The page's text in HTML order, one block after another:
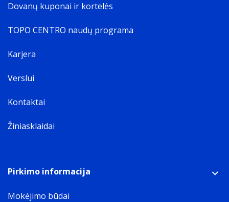
Dovanų kuponai ir kortelės
TOPO CENTRO naudų programa
Karjera
Verslui
Kontaktai
Žiniasklaidai
Pirkimo informacija
Mokėjimo būdai